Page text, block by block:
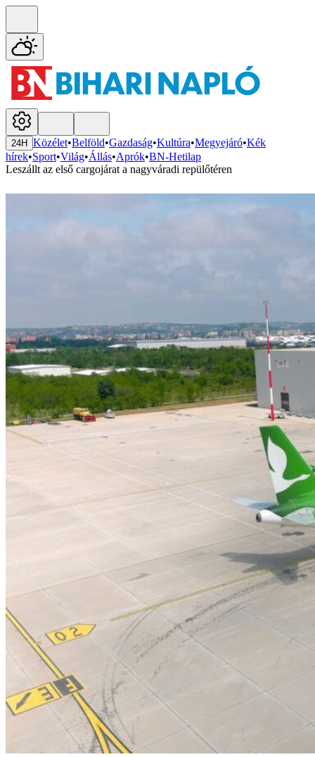
24H Közélet•Belföld•Gazdaság•Kultúra•Megyejáró•Kék
hírek•Sport•Világ•Állás•Aprók•BN-Hetilap
Leszállt az első cargojárat a nagyváradi repülőtéren